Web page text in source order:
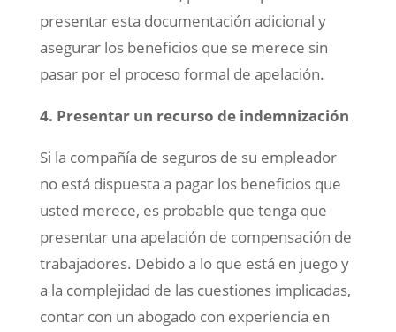
presentar esta documentación adicional y
asegurar los beneficios que se merece sin
pasar por el proceso formal de apelación.
4. Presentar un recurso de indemnización
Si la compañía de seguros de su empleador
no está dispuesta a pagar los beneficios que
usted merece, es probable que tenga que
presentar una apelación de compensación de
trabajadores. Debido a lo que está en juego y
a la complejidad de las cuestiones implicadas,
contar con un abogado con experiencia en